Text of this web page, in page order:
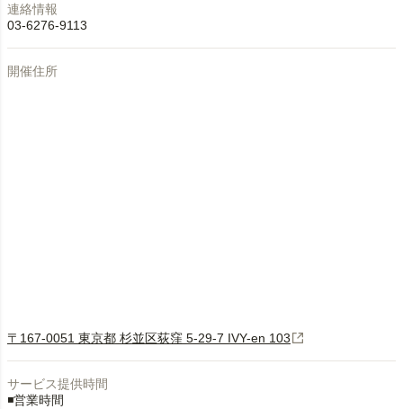
連絡情報
03-6276-9113
開催住所
〒167-0051 東京都 杉並区荻窪 5-29-7 IVY-en 103
サービス提供時間
◾️営業時間